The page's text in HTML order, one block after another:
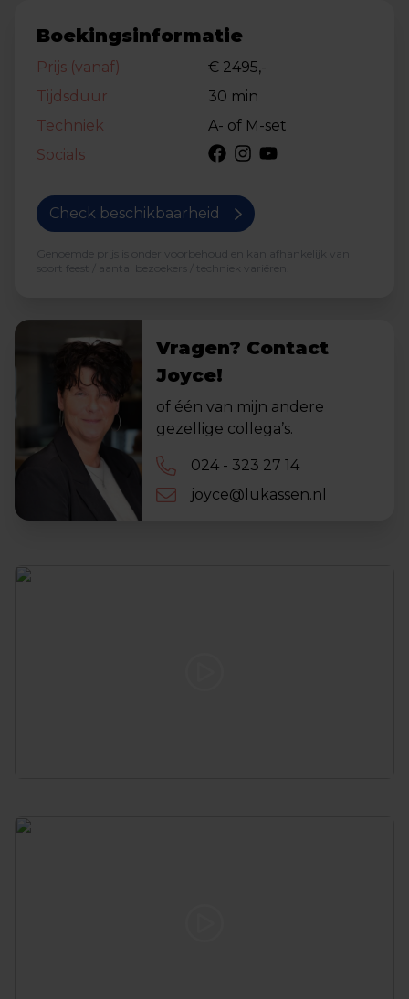
Boekingsinformatie
Prijs (vanaf)
€ 2495,-
Tijdsduur
30 min
Techniek
A- of M-set
Socials
Check beschikbaarheid
Genoemde prijs is onder voorbehoud en kan afhankelijk van
soort feest / aantal bezoekers / techniek variëren.
Vragen? Contact
Joyce!
of één van mijn andere
gezellige collega’s.
024 - 323 27 14
joyce@lukassen.nl